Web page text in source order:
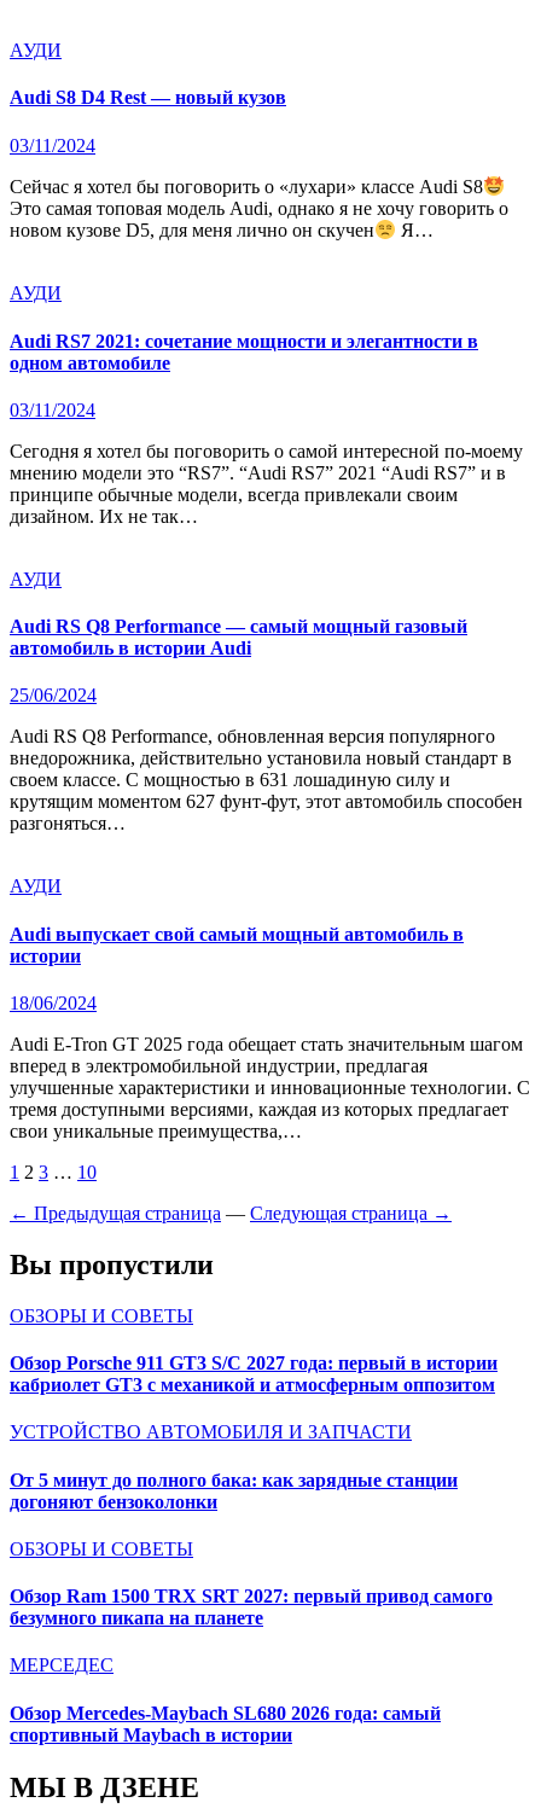
АУДИ
Audi S8 D4 Rest — новый кузов
03/11/2024
Сейчас я хотел бы поговорить о «лухари» классе Audi S8
Это самая топовая модель Audi, однако я не хочу говорить о
новом кузове D5, для меня лично он скучен
Я…
АУДИ
Audi RS7 2021: сочетание мощности и элегантности в
одном автомобиле
03/11/2024
Сегодня я хотел бы поговорить о самой интересной по-моему
мнению модели это “RS7”. “Audi RS7” 2021 “Audi RS7” и в
принципе обычные модели, всегда привлекали своим
дизайном. Их не так…
АУДИ
Audi RS Q8 Performance — самый мощный газовый
автомобиль в истории Audi
25/06/2024
Audi RS Q8 Performance, обновленная версия популярного
внедорожника, действительно установила новый стандарт в
своем классе. С мощностью в 631 лошадиную силу и
крутящим моментом 627 фунт-фут, этот автомобиль способен
разгоняться…
АУДИ
Audi выпускает свой самый мощный автомобиль в
истории
18/06/2024
Audi E-Tron GT 2025 года обещает стать значительным шагом
вперед в электромобильной индустрии, предлагая
улучшенные характеристики и инновационные технологии. С
тремя доступными версиями, каждая из которых предлагает
свои уникальные преимущества,…
Пагинация
записей
1 2 3 … 10
← Предыдущая страница — Следующая страница →
Вы пропустили
ОБЗОРЫ И СОВЕТЫ
Обзор Porsche 911 GT3 S/C 2027 года: первый в истории
кабриолет GT3 с механикой и атмосферным оппозитом
УСТРОЙСТВО АВТОМОБИЛЯ И ЗАПЧАСТИ
От 5 минут до полного бака: как зарядные станции
догоняют бензоколонки
ОБЗОРЫ И СОВЕТЫ
Обзор Ram 1500 TRX SRT 2027: первый привод самого
безумного пикапа на планете
МЕРСЕДЕС
Обзор Mercedes-Maybach SL680 2026 года: самый
спортивный Maybach в истории
МЫ В ДЗЕНЕ